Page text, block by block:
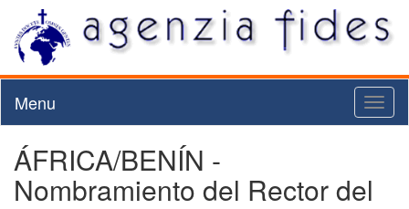
Menu
ÁFRICA/BENÍN -
Nombramiento del Rector del